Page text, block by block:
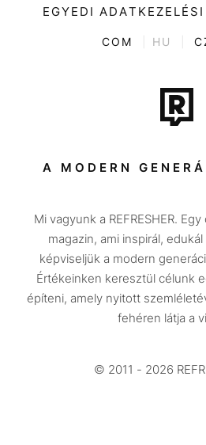
Kultúra
ENTR
Tech-
Sport
Utazás
Életmód
Design
Videó
EGYEDI
COM HU
A MODERN
Mi vagyunk a REFRESHER.
magazin, ami inspirál,
képviseljük a modern
Értékeinken keresztül célunk
építeni, amely nyitott
fehéren látja a
© 2011 - 2026